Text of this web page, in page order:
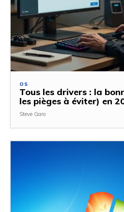
OS
Tous les drivers : la
les pièges à éviter) en
Steve Garo